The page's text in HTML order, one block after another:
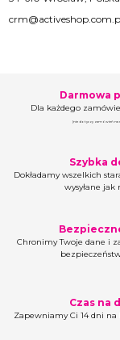
Darmowa
Dla każdego
(nie dotyczy zamówień na
Szybka
Dokładamy wszelkich
wysyłane jak
Chronimy Twoje dane i
Czas na
Zapewniamy Ci 14 dni